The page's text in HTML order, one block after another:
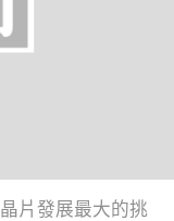
片發展最大的挑